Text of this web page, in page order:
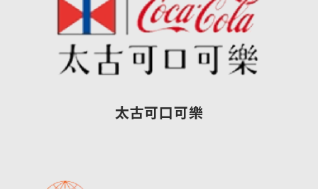
太古可口可樂